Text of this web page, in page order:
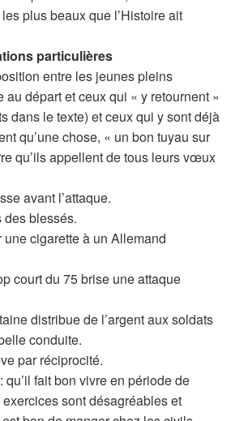
plus beaux que l’Histoire ait
particulières
entre les jeunes pleins
au départ et ceux qui « y retournent »
dans le texte) et ceux qui y sont déjà
qu’une chose, « un bon tuyau sur
qu’ils appellent de tous leurs vœux
avant l’attaque.
des blessés.
une cigarette à un Allemand
court du 75 brise une attaque
distribue de l’argent aux soldats
conduite.
par réciprocité.
qu’il fait bon vivre en période de
sont désagréables et